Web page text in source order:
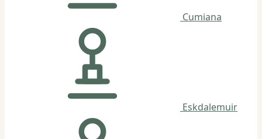
Cumiana
Eskdalemuir